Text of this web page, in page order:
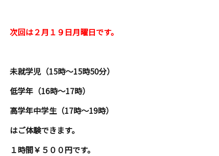
次回は２月１９日月曜日です。
未就学児（15時〜15時50分）
低学年（16時〜17時）
高学年中学生（17時〜19時）
はご体験できます。
１時間￥５００円です。